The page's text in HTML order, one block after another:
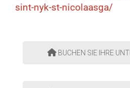
sint-nyk-st-nicolaasga/
BUCHEN SIE IHRE